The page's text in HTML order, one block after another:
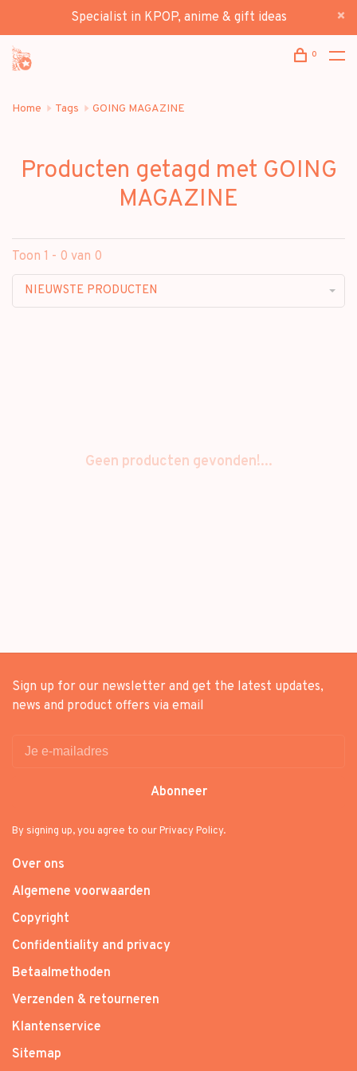
Specialist in KPOP, anime & gift ideas
0
Home Tags GOING MAGAZINE
Producten getagd met GOING
MAGAZINE
Toon 1 - 0 van 0
NIEUWSTE PRODUCTEN
Geen producten gevonden!...
Sign up for our newsletter and get the latest updates,
news and product offers via email
Abonneer
By signing up, you agree to our Privacy Policy.
Over ons
Algemene voorwaarden
Copyright
Confidentiality and privacy
Betaalmethoden
Verzenden & retourneren
Klantenservice
Sitemap